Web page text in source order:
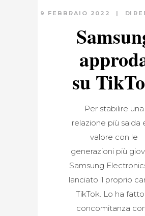
9 FEBBRAIO 2022 DI
su
Per stabilire una
relazione più salda
valore con le
generazioni più
Samsung
lanciato il proprio
TikTok. Lo ha
concomitanza